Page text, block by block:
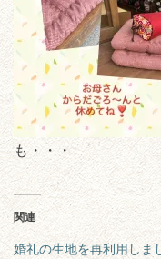
も・・・
関連
婚礼の生地を再利用しま